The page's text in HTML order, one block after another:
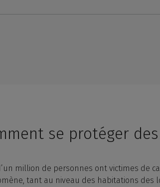
se protéger
million de personnes ont victimes de
tant au niveau des habitations des